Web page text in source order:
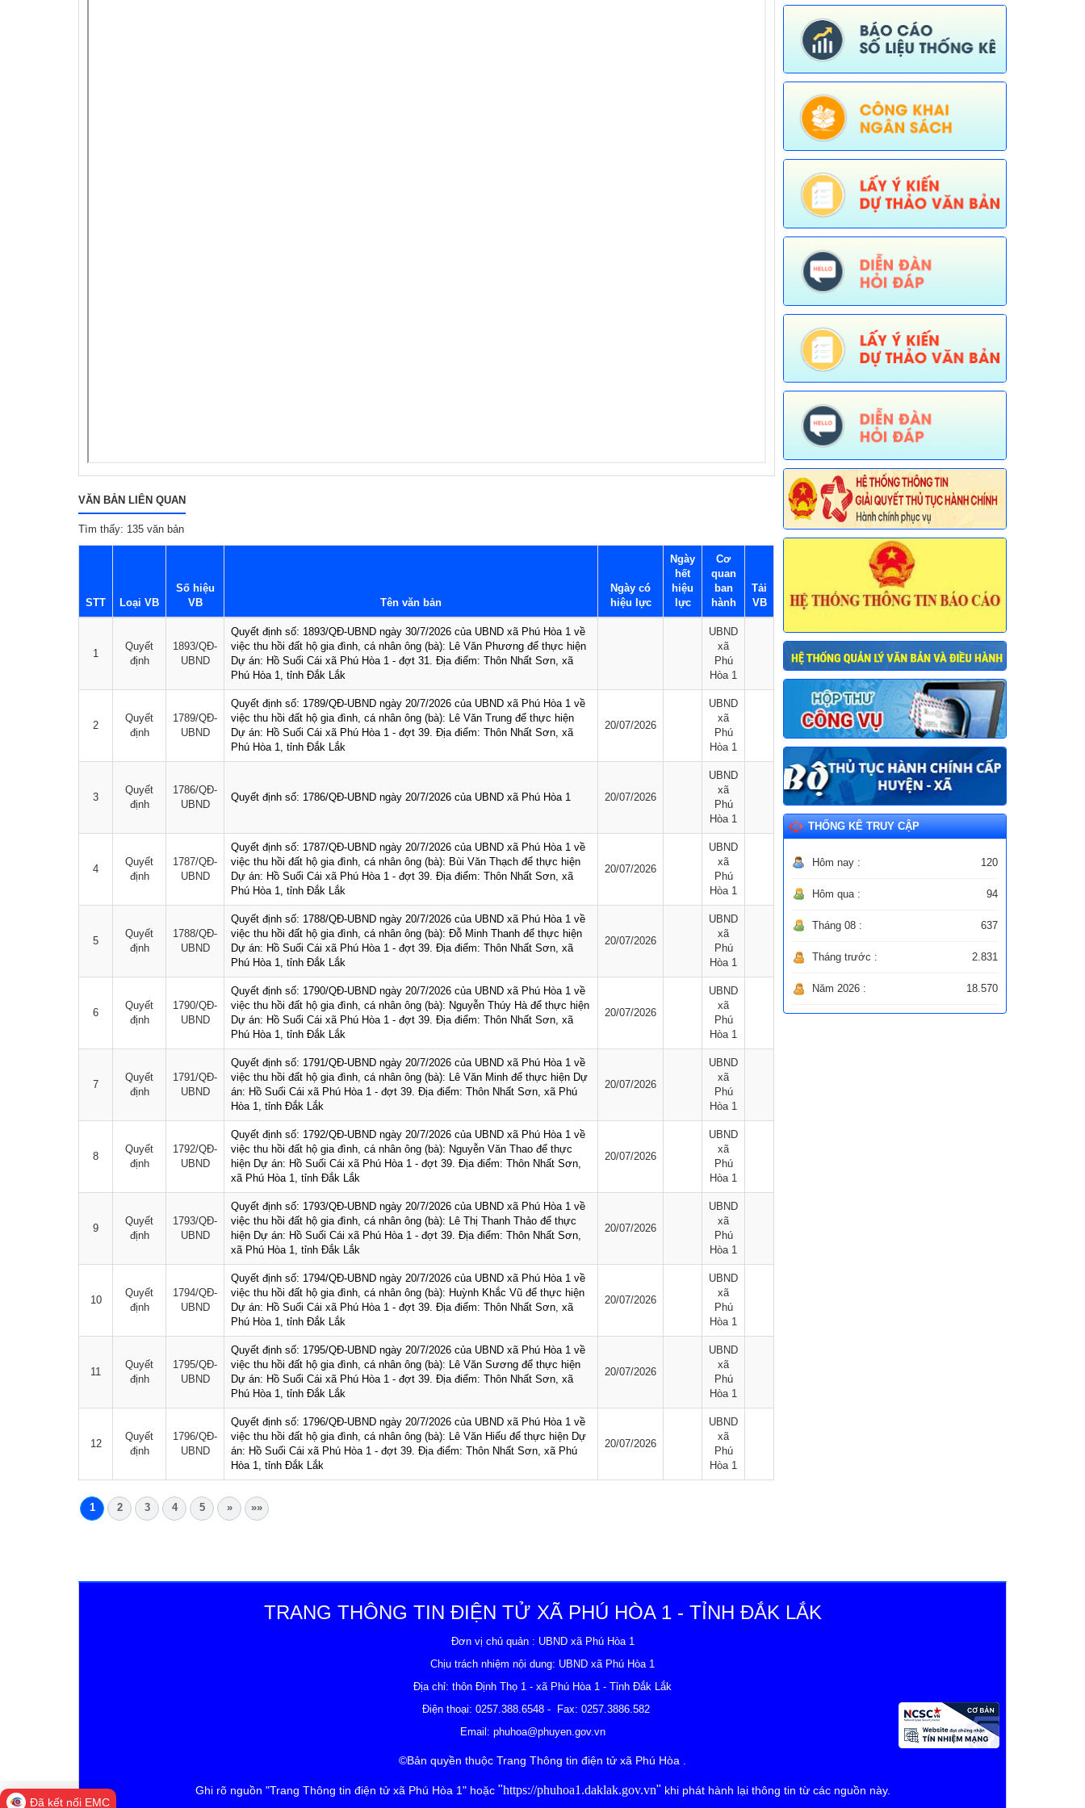
VĂN BẢN LIÊN QUAN
Tìm thấy: 135 văn bản
STT Loại VB
Số hiệu
VB
Tên văn bản
Ngày có
hiệu lực
Ngày
hết
hiệu
lực
Cơ
quan
ban
hành
Tải
VB
1
Quyết
định
1893/QĐ-
UBND
Quyết định số: 1893/QĐ-UBND ngày 30/7/2026 của UBND xã Phú Hòa 1 về
việc thu hồi đất hộ gia đình, cá nhân ông (bà): Lê Văn Phương để thực hiện
Dự án: Hồ Suối Cái xã Phú Hòa 1 - đợt 31. Địa điểm: Thôn Nhất Sơn, xã
Phú Hòa 1, tỉnh Đắk Lắk
UBND
xã
Phú
Hòa 1
2
Quyết
định
1789/QĐ-
UBND
Quyết định số: 1789/QĐ-UBND ngày 20/7/2026 của UBND xã Phú Hòa 1 về
việc thu hồi đất hộ gia đình, cá nhân ông (bà): Lê Văn Trung để thực hiện
Dự án: Hồ Suối Cái xã Phú Hòa 1 - đợt 39. Địa điểm: Thôn Nhất Sơn, xã
Phú Hòa 1, tỉnh Đắk Lắk
20/07/2026
UBND
xã
Phú
Hòa 1
3
Quyết
định
1786/QĐ-
UBND
Quyết định số: 1786/QĐ-UBND ngày 20/7/2026 của UBND xã Phú Hòa 1 20/07/2026
UBND
xã
Phú
Hòa 1
4
Quyết
định
1787/QĐ-
UBND
Quyết định số: 1787/QĐ-UBND ngày 20/7/2026 của UBND xã Phú Hòa 1 về
việc thu hồi đất hộ gia đình, cá nhân ông (bà): Bùi Văn Thạch để thực hiện
Dự án: Hồ Suối Cái xã Phú Hòa 1 - đợt 39. Địa điểm: Thôn Nhất Sơn, xã
Phú Hòa 1, tỉnh Đắk Lắk
20/07/2026
UBND
xã
Phú
Hòa 1
5
Quyết
định
1788/QĐ-
UBND
Quyết định số: 1788/QĐ-UBND ngày 20/7/2026 của UBND xã Phú Hòa 1 về
việc thu hồi đất hộ gia đình, cá nhân ông (bà): Đỗ Minh Thanh để thực hiện
Dự án: Hồ Suối Cái xã Phú Hòa 1 - đợt 39. Địa điểm: Thôn Nhất Sơn, xã
Phú Hòa 1, tỉnh Đắk Lắk
20/07/2026
UBND
xã
Phú
Hòa 1
6
Quyết
định
1790/QĐ-
UBND
Quyết định số: 1790/QĐ-UBND ngày 20/7/2026 của UBND xã Phú Hòa 1 về
việc thu hồi đất hộ gia đình, cá nhân ông (bà): Nguyễn Thúy Hà để thực hiện
Dự án: Hồ Suối Cái xã Phú Hòa 1 - đợt 39. Địa điểm: Thôn Nhất Sơn, xã
Phú Hòa 1, tỉnh Đắk Lắk
20/07/2026
UBND
xã
Phú
Hòa 1
7
Quyết
định
1791/QĐ-
UBND
Quyết định số: 1791/QĐ-UBND ngày 20/7/2026 của UBND xã Phú Hòa 1 về
việc thu hồi đất hộ gia đình, cá nhân ông (bà): Lê Văn Minh để thực hiện Dự
án: Hồ Suối Cái xã Phú Hòa 1 - đợt 39. Địa điểm: Thôn Nhất Sơn, xã Phú
Hòa 1, tỉnh Đắk Lắk
20/07/2026
UBND
xã
Phú
Hòa 1
8
Quyết
định
1792/QĐ-
UBND
Quyết định số: 1792/QĐ-UBND ngày 20/7/2026 của UBND xã Phú Hòa 1 về
việc thu hồi đất hộ gia đình, cá nhân ông (bà): Nguyễn Văn Thao để thực
hiện Dự án: Hồ Suối Cái xã Phú Hòa 1 - đợt 39. Địa điểm: Thôn Nhất Sơn,
xã Phú Hòa 1, tỉnh Đắk Lắk
20/07/2026
UBND
xã
Phú
Hòa 1
9
Quyết
định
1793/QĐ-
UBND
Quyết định số: 1793/QĐ-UBND ngày 20/7/2026 của UBND xã Phú Hòa 1 về
việc thu hồi đất hộ gia đình, cá nhân ông (bà): Lê Thị Thanh Thảo để thực
hiện Dự án: Hồ Suối Cái xã Phú Hòa 1 - đợt 39. Địa điểm: Thôn Nhất Sơn,
xã Phú Hòa 1, tỉnh Đắk Lắk
20/07/2026
UBND
xã
Phú
Hòa 1
10
Quyết
định
1794/QĐ-
UBND
Quyết định số: 1794/QĐ-UBND ngày 20/7/2026 của UBND xã Phú Hòa 1 về
việc thu hồi đất hộ gia đình, cá nhân ông (bà): Huỳnh Khắc Vũ để thực hiện
Dự án: Hồ Suối Cái xã Phú Hòa 1 - đợt 39. Địa điểm: Thôn Nhất Sơn, xã
Phú Hòa 1, tỉnh Đắk Lắk
20/07/2026
UBND
xã
Phú
Hòa 1
11
Quyết
định
1795/QĐ-
UBND
Quyết định số: 1795/QĐ-UBND ngày 20/7/2026 của UBND xã Phú Hòa 1 về
việc thu hồi đất hộ gia đình, cá nhân ông (bà): Lê Văn Sương để thực hiện
Dự án: Hồ Suối Cái xã Phú Hòa 1 - đợt 39. Địa điểm: Thôn Nhất Sơn, xã
Phú Hòa 1, tỉnh Đắk Lắk
20/07/2026
UBND
xã
Phú
Hòa 1
12
Quyết
định
1796/QĐ-
UBND
Quyết định số: 1796/QĐ-UBND ngày 20/7/2026 của UBND xã Phú Hòa 1 về
việc thu hồi đất hộ gia đình, cá nhân ông (bà): Lê Văn Hiếu để thực hiện Dự
án: Hồ Suối Cái xã Phú Hòa 1 - đợt 39. Địa điểm: Thôn Nhất Sơn, xã Phú
Hòa 1, tỉnh Đắk Lắk
20/07/2026
UBND
xã
Phú
Hòa 1
1 2 3 4 5 » »»
THỐNG KÊ TRUY CẬP
Hôm nay : 120
Hôm qua : 94
Tháng 08 : 637
Tháng trước : 2.831
Năm 2026 : 18.570
TRANG THÔNG TIN ĐIỆN TỬ XÃ PHÚ HÒA 1 - TỈNH ĐẮK LẮK
Đơn vị chủ quản : UBND xã Phú Hòa 1
Chịu trách nhiệm nội dung: UBND xã Phú Hòa 1
Địa chỉ: thôn Định Thọ 1 - xã Phú Hòa 1 - Tỉnh Đắk Lắk
Điện thoại: 0257.388.6548- Fax: 0257.3886.582
Email: phuhoa@phuyen.gov.vn
©Bản quyền thuộc Trang Thông tin điện tử xã Phú Hòa .
Ghi rõ nguồn "Trang Thông tin điện tử xã Phú Hòa 1" hoặc "https://phuhoa1.daklak.gov.vn" khi phát hành lại thông tin từ các nguồn này.
Đã kết nối EMC